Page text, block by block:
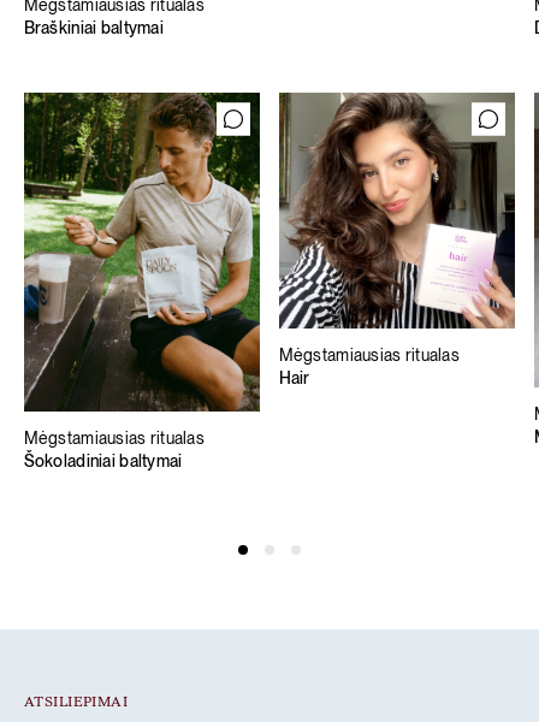
Mėgstamiausias ritualas
Braškiniai baltymai
Mėgstamiausias ritualas
Šokoladiniai baltymai
Mėgstamiausias ritualas
Hair
ATSILIEPIMAI